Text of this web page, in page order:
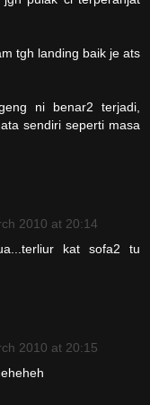
tgh landing baik je ats
ni benar2 terjadi,
sendiri seperti masa
2010 at 20:14
kat sofa2 tu
2010 at 20:15